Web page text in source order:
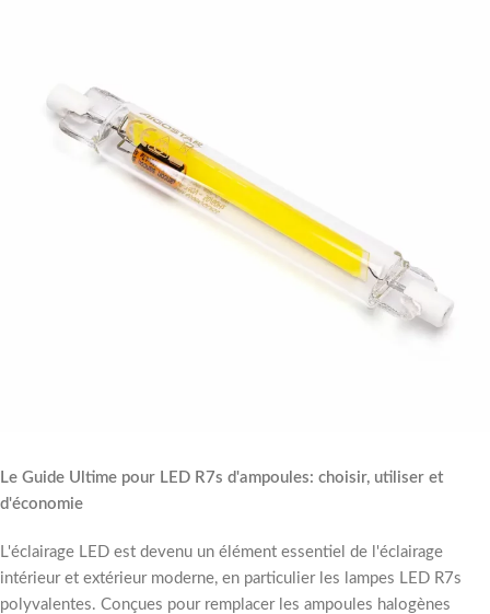
Le Guide Ultime pour LED R7s d'ampoules: choisir, utiliser et
d'économie
L'éclairage LED est devenu un élément essentiel de l'éclairage
intérieur et extérieur moderne, en particulier les lampes LED R7s
polyvalentes. Conçues pour remplacer les ampoules halogènes